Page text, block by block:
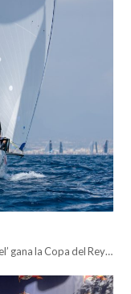
gana la Copa del Rey…